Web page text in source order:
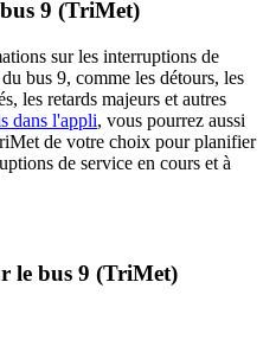
9 (TriMet)
sur les interruptions de
bus 9, comme les détours, les
les retards majeurs et autres
dans l'appli, vous pourrez aussi
de votre choix pour planifier
de service en cours et à
le bus 9 (TriMet)